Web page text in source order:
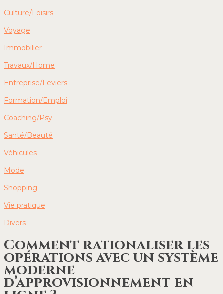
Culture/Loisirs
Voyage
Immobilier
Travaux/Home
Entreprise/Leviers
Formation/Emploi
Coaching/Psy
Santé/Beauté
Véhicules
Mode
Shopping
Vie pratique
Divers
Comment rationaliser les
opérations avec un système
moderne
d’approvisionnement en